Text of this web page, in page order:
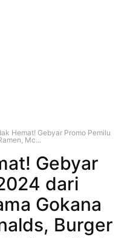
Hemat! Gebyar Promo Pemilu
Mc...
Gebyar
dari
Gokana
Burger